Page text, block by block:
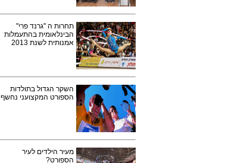
תחרות ה "גרנד פרי"
הבינלאומית בהתעמלות
אמנותית לשנת 2013
השקר הגדול בתולדות
הספורט המקצועני נחשף
מעיר הילדים לעיר
הספורט?